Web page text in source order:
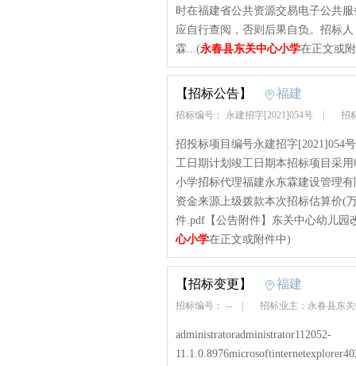
时在福建省公共资源交易电子公共
应自行查阅，否则后果自负。招标
霖...(永春县东关中心小学在正文或
【招标公告】 福建
招标编号： 永建招字[2021]054号 招
招投标项目编号永建招字[2021]054
工日期计划竣工日期本招标项目采
小学招标代理福建永东霖建设管理
资金来源上级拨款本次招标估算价(
件.pdf【公告附件】东关中心幼儿园
心小学在正文或附件中)
【招标变更】 福建
招标编号： -- 招标业主：永春县东
administratoradministrator112052-